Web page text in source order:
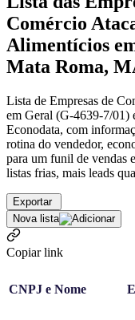
Comércio
Alimentícios
Mata Roma,
Lista de Empresas de
em Geral (G-4639-7/01)
Econodata, com
rotina do vendedor,
para um funil de vendas
listas frias, mais leads
Exportar
Nova lista
Copiar link
CNPJ e Nome